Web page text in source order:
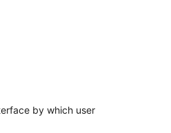
by which user